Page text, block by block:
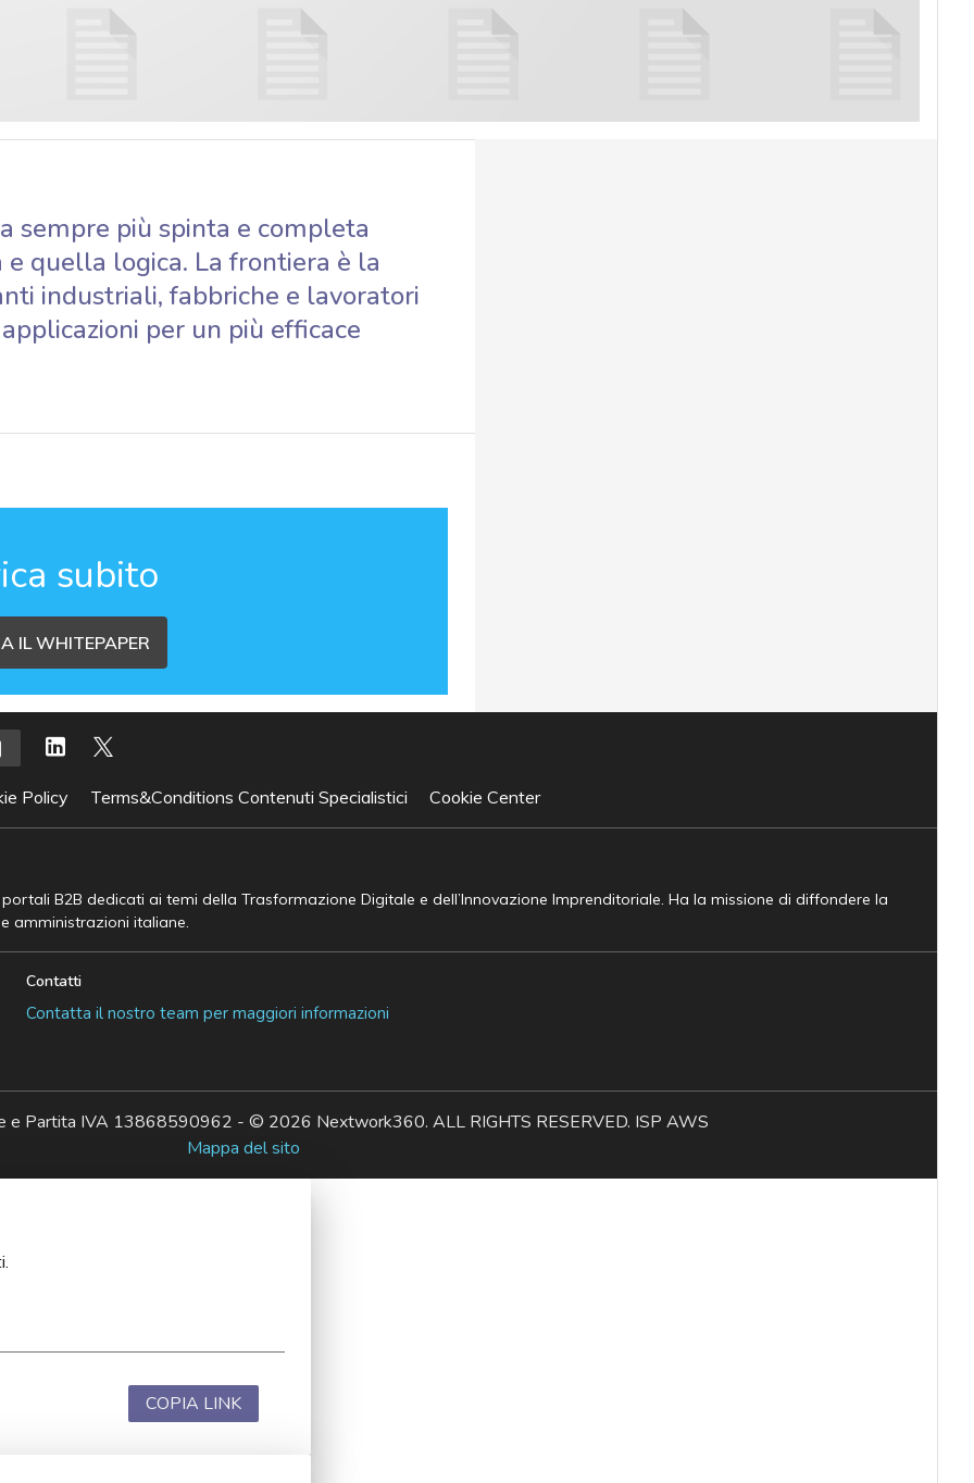
sempre più spinta e completa
quella logica. La frontiera è la
industriali, fabbriche e lavoratori
per un più efficace
subito
IL WHITEPAPER
Policy Terms&Conditions Contenuti Specialistici Cookie Center
B2B dedicati ai temi della Trasformazione Digitale e dell’Innovazione Imprenditoriale. Ha la missione di diffondere la
amministrazioni italiane.
Contatti
Contatta il nostro team per maggiori informazioni
e Partita IVA 13868590962 - © 2026 Nextwork360. ALL RIGHTS RESERVED. ISP AWS
Mappa del sito
COPIA LINK